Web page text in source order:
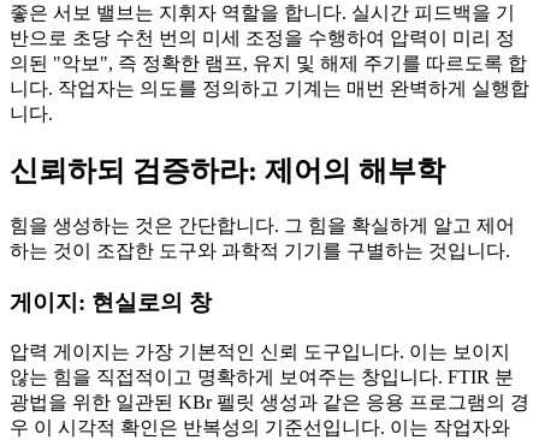
좋은 서보 밸브는 지휘자 역할을 합니다. 실시간 피드백을 기
반으로 초당 수천 번의 미세 조정을 수행하여 압력이 미리 정
의된 "악보", 즉 정확한 램프, 유지 및 해제 주기를 따르도록 합
니다. 작업자는 의도를 정의하고 기계는 매번 완벽하게 실행합
니다.
신뢰하되 검증하라: 제어의 해부학
힘을 생성하는 것은 간단합니다. 그 힘을 확실하게 알고 제어
하는 것이 조잡한 도구와 과학적 기기를 구별하는 것입니다.
게이지: 현실로의 창
압력 게이지는 가장 기본적인 신뢰 도구입니다. 이는 보이지
않는 힘을 직접적이고 명확하게 보여주는 창입니다. FTIR 분
광법을 위한 일관된 KBr 펠릿 생성과 같은 응용 프로그램의 경
우 이 시각적 확인은 반복성의 기준선입니다. 이는 작업자와